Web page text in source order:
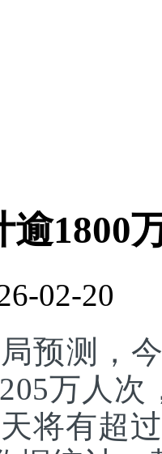
逾1800
02-20
预测，
万人次
将有超